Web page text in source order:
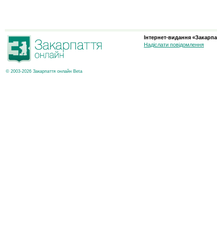
© 2003-2026 Закарпаття онлайн Beta
Інтернет-видання
Надіслати повідомлення